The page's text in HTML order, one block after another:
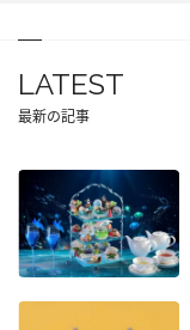
LATEST
最新の記事